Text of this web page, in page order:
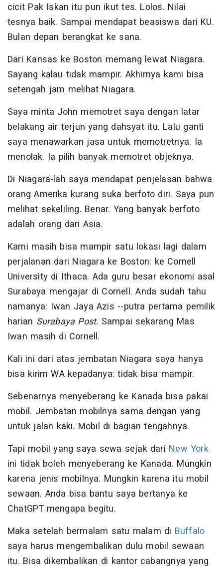
cicit Pak Iskan itu pun ikut tes. Lolos. Nilai
tesnya baik. Sampai mendapat beasiswa dari KU.
Bulan depan berangkat ke sana.
Dari Kansas ke Boston memang lewat Niagara.
Sayang kalau tidak mampir. Akhirnya kami bisa
setengah jam melihat Niagara.
Saya minta John memotret saya dengan latar
belakang air terjun yang dahsyat itu. Lalu ganti
saya menawarkan jasa untuk memotretnya. Ia
menolak. Ia pilih banyak memotret objeknya.
Di Niagara-lah saya mendapat penjelasan bahwa
orang Amerika kurang suka berfoto diri. Saya pun
melihat sekeliling. Benar. Yang banyak berfoto
adalah orang dari Asia.
Kami masih bisa mampir satu lokasi lagi dalam
perjalanan dari Niagara ke Boston: ke Cornell
University di Ithaca. Ada guru besar ekonomi asal
Surabaya mengajar di Cornell. Anda sudah tahu
namanya: Iwan Jaya Azis --putra pertama pemilik
harian Surabaya Post. Sampai sekarang Mas
Iwan masih di Cornell.
Kali ini dari atas jembatan Niagara saya hanya
bisa kirim WA kepadanya: tidak bisa mampir.
Sebenarnya menyeberang ke Kanada bisa pakai
mobil. Jembatan mobilnya sama dengan yang
untuk jalan kaki. Mobil di bagian tengahnya.
Tapi mobil yang saya sewa sejak dari New York
ini tidak boleh menyeberang ke Kanada. Mungkin
karena jenis mobilnya. Mungkin karena itu mobil
sewaan. Anda bisa bantu saya bertanya ke
ChatGPT mengapa begitu.
Maka setelah bermalam satu malam di Buffalo
saya harus mengembalikan dulu mobil sewaan
itu. Bisa dikembalikan di kantor cabangnya yang